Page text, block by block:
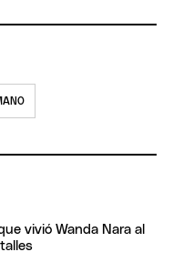
vivió Wanda Nara al